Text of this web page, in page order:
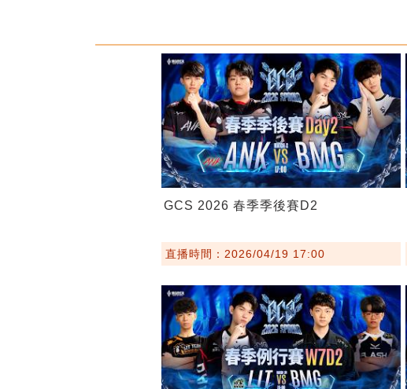
GCS 2026 春季季後賽D2
直播時間：2026/04/19 17:00